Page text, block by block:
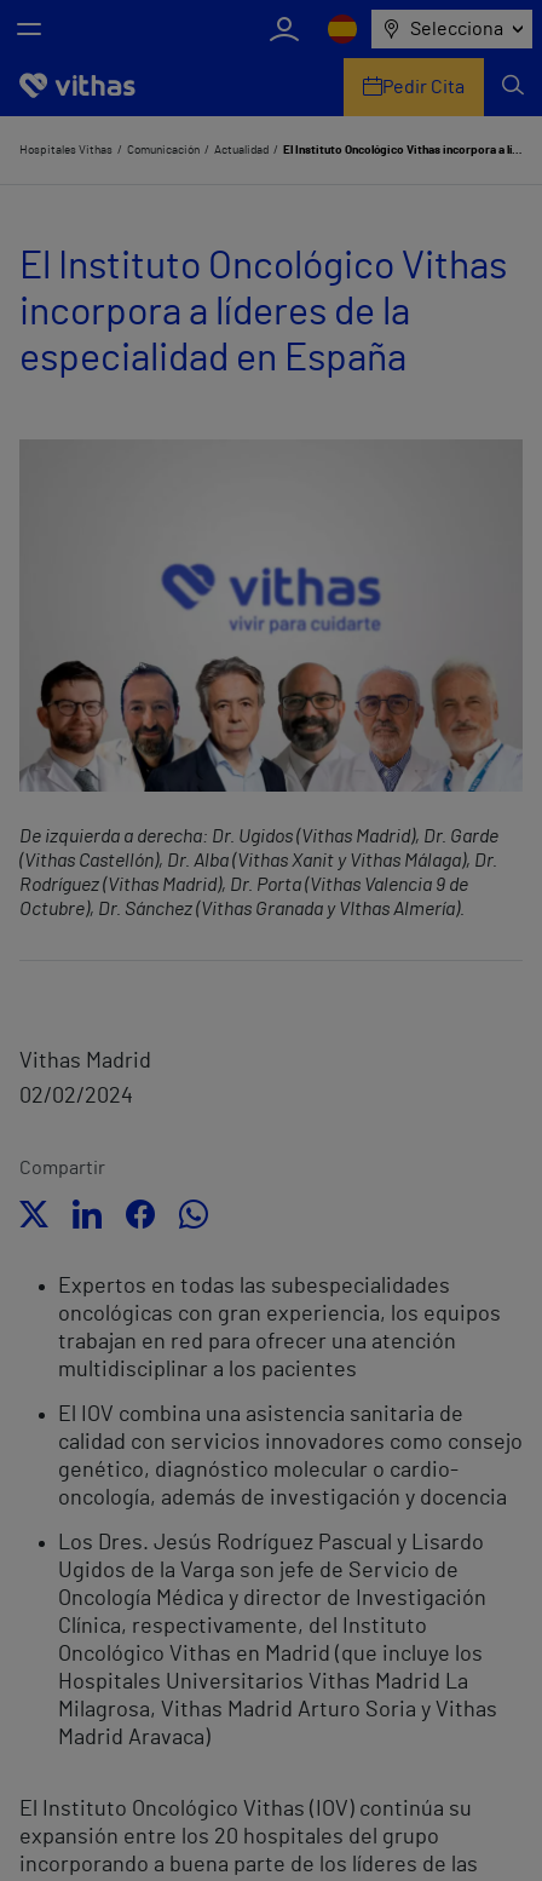
Selecciona
Nosotros
Servicios de salud
Equipo médico y asistencial
Información útil
Comunicación
Pedir Cita
Hospitales Vithas Comunicación Actualidad El Instituto Oncológico Vithas incorpora a líderes de la especialidad en España
El Instituto Oncológico Vithas
incorpora a líderes de la
especialidad en España
De izquierda a derecha: Dr. Ugidos (Vithas Madrid), Dr. Garde
(Vithas Castellón), Dr. Alba (Vithas Xanit y Vithas Málaga), Dr.
Rodríguez (Vithas Madrid), Dr. Porta (Vithas Valencia 9 de
Octubre), Dr. Sánchez (Vithas Granada y VIthas Almería).
Vithas Madrid
02/02/2024
Compartir
Expertos en todas las subespecialidades
oncológicas con gran experiencia, los equipos
trabajan en red para ofrecer una atención
multidisciplinar a los pacientes
El IOV combina una asistencia sanitaria de
calidad con servicios innovadores como consejo
genético, diagnóstico molecular o cardio-
oncología, además de investigación y docencia
Los Dres. Jesús Rodríguez Pascual y Lisardo
Ugidos de la Varga son jefe de Servicio de
Oncología Médica y director de Investigación
Clínica, respectivamente, del Instituto
Oncológico Vithas en Madrid (que incluye los
Hospitales Universitarios Vithas Madrid La
Milagrosa, Vithas Madrid Arturo Soria y Vithas
Madrid Aravaca)
El Instituto Oncológico Vithas (IOV) continúa su
expansión entre los 20 hospitales del grupo
incorporando a buena parte de los líderes de las